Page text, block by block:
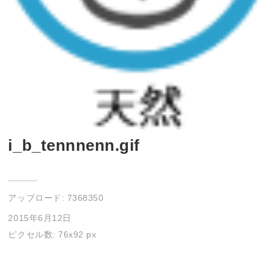
i_b_tennnenn.gif
アップロード: 7368350
2015年6月12日
ピクセル数: 76x92 px